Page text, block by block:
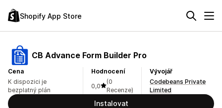
Shopify App Store
CB Advance Form Builder Pro
Cena
K dispozici je
bezplatný plán
Hodnocení
0,0
(0
Recenze)
Vývojář
Codebeans Private
Limited
Instalovat